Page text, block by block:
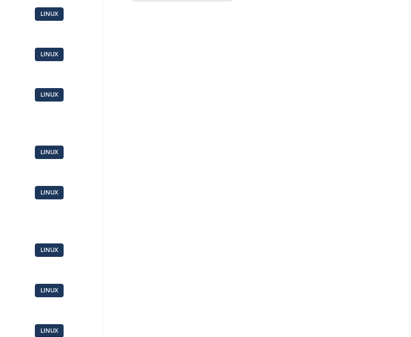
LINUX
LINUX
LINUX
LINUX
LINUX
LINUX
LINUX
LINUX